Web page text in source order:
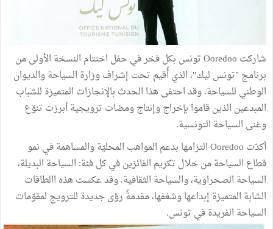
شاركت Ooredoo تونس بكل فخر في حفل اختتام النسخة الأولى من
برنامج "تونس ليك"، الذي أُقيم تحت إشراف وزارة السياحة والديوان
الوطني للسياحة. وقد احتفى هذا الحدث بالإنجازات المتميزة للشباب
المبدعين الذين قاموا بإخراج وإنتاج ومضات ترويجية أبرزت تنوّع
وغنى السياحة التونسية.
أكدّت Ooredoo التزامها بدعم المواهب المحليّة والمساهمة في نمو
قطاع السياحة من خلال تكريم الفائزين في كل فئة: السياحة البديلة،
السياحة الصحراوية، والسياحة الثقافية. وقد عكست هذه االطاقات
الشابة المتميزة إبداعها وشغفها، مقدمةً رؤى جديدة للترويج لمقوّمات
السياحة الفريدة في تونس.